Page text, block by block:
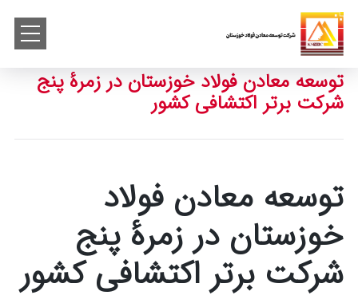
توسعه معادن فولاد خوزستان در زمرۀ پنج
شرکت برتر اکتشافی کشور
توسعه معادن فولاد
خوزستان در زمرۀ پنج
شرکت برتر اکتشافی کشور